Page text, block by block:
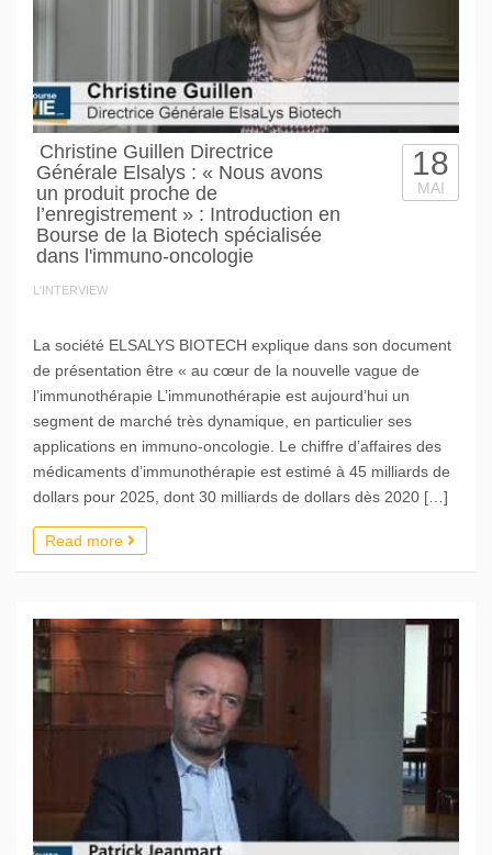
Christine Guillen Directrice
Générale Elsalys : « Nous avons
un produit proche de
l’enregistrement » : Introduction en
Bourse de la Biotech spécialisée
dans l'immuno-oncologie
L'INTERVIEW
18
MAI
La société ELSALYS BIOTECH explique dans son document
de présentation être « au cœur de la nouvelle vague de
l’immunothérapie L’immunothérapie est aujourd’hui un
segment de marché très dynamique, en particulier ses
applications en immuno-oncologie. Le chiffre d’affaires des
médicaments d’immunothérapie est estimé à 45 milliards de
dollars pour 2025, dont 30 milliards de dollars dès 2020 […]
Read more